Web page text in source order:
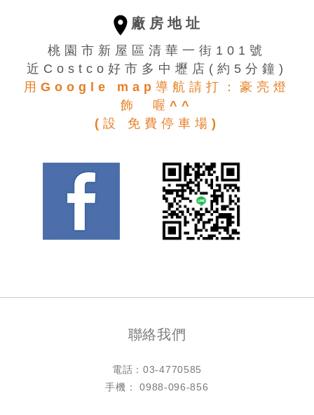
廠房地址
桃園市新屋區清華一街101號
近Costco好市多中壢店(約5分鐘)
用Google map導航請打：豪亮燈
飾 喔^^
(設 免費停車場)
聯絡我們
電話：03-4770585
手機： 0988-096-856